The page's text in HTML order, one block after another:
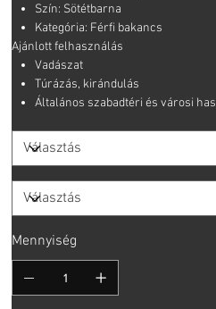
Szín: Sötétbarna
Kategória: Férfi bakancs
Ajánlott felhasználás
Vadászat
Túrázás, kirándulás
Általános szabadtéri és városi
Mennyiség